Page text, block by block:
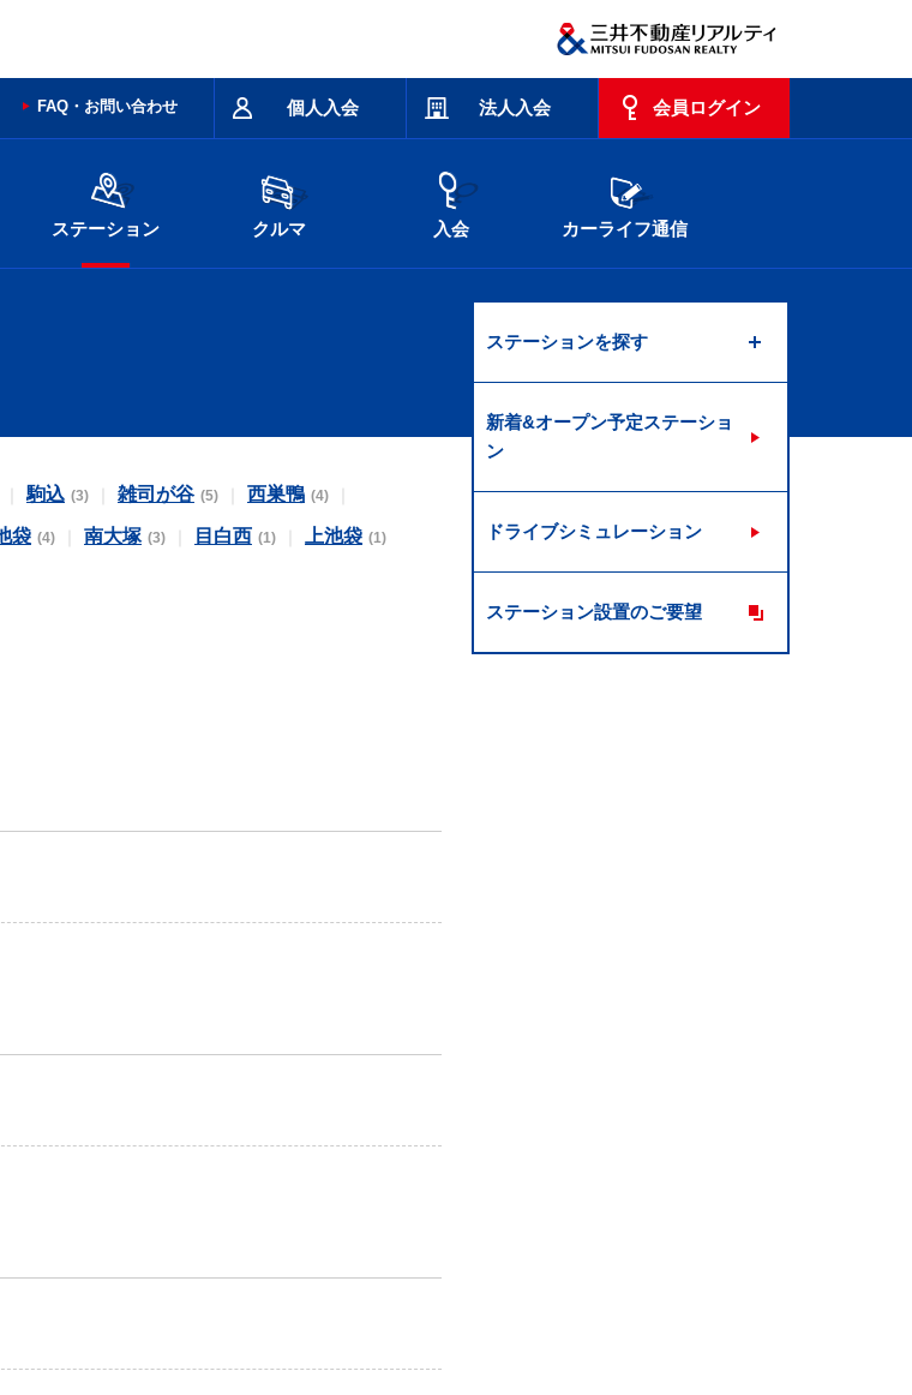
個人入会 法人入会 会員ログイン
FAQ・お問い合わせ
ステーション クルマ 入会 カーライフ通信
駒込 (3) 雑司が谷 (5) 西巣鴨 (4)
袋 (4) 南大塚 (3) 目白西 (1) 上池袋 (1)
ステーションを探す
新着&オープン予定ステーショ
ン
ドライブシミュレーション
ステーション設置のご要望